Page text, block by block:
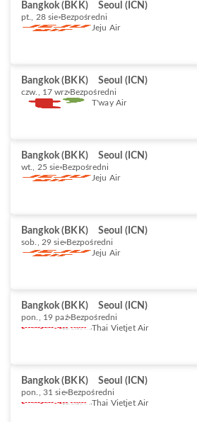
Bangkok (BKK) Seoul (ICN)
pt., 28 sie Bezpośredni
Jeju Air
Bangkok (BKK) Seoul (ICN)
czw., 17 wrz Bezpośredni
T'way Air
Bangkok (BKK) Seoul (ICN)
wt., 25 sie Bezpośredni
Jeju Air
Bangkok (BKK) Seoul (ICN)
sob., 29 sie Bezpośredni
Jeju Air
Bangkok (BKK) Seoul (ICN)
pon., 19 paź Bezpośredni
Thai Vietjet Air
Bangkok (BKK) Seoul (ICN)
pon., 31 sie Bezpośredni
Thai Vietjet Air